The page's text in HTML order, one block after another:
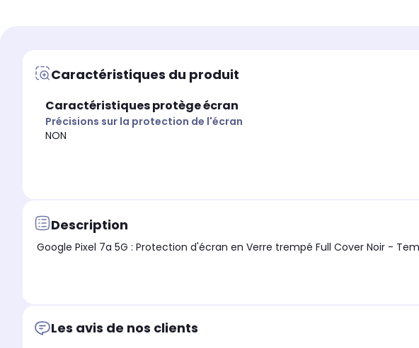
Caractéristiques du produit
Caractéristiques protège écran
Précisions sur la protection de l'écran
NON
Description
Les avis de nos clients